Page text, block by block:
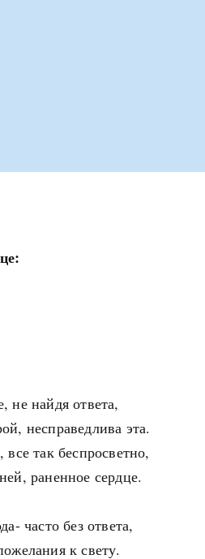
не найдя ответа,
несправедлива эта.
так беспросветно,
раненное сердце.
часто без ответа,
к свету.